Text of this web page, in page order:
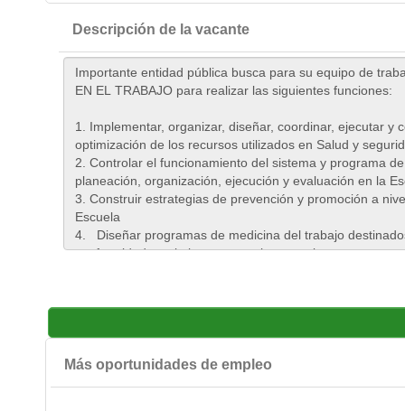
Descripción de la vacante
Más oportunidades de empleo